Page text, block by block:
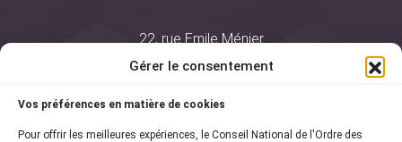
Gérer le consentement
Vos préférences en matière de cookies
Pour offrir les meilleures expériences, le Conseil National de l'Ordre des
22, rue Emile Ménier
75761 Paris Cedex 16
01 44 34 78 80